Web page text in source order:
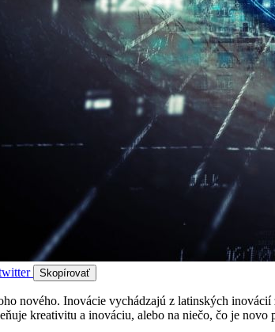
Skopírovať
nového. Inovácie vychádzajú z latinských
kreativitu a inováciu, alebo na niečo, čo je novo